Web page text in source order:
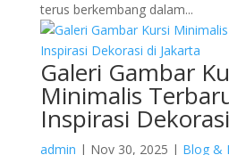
terus berkembang dalam...
Galeri Gambar
Minimalis
Inspirasi
admin | Nov 30, 2025 | Blog &